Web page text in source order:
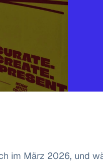
im März 2026, und